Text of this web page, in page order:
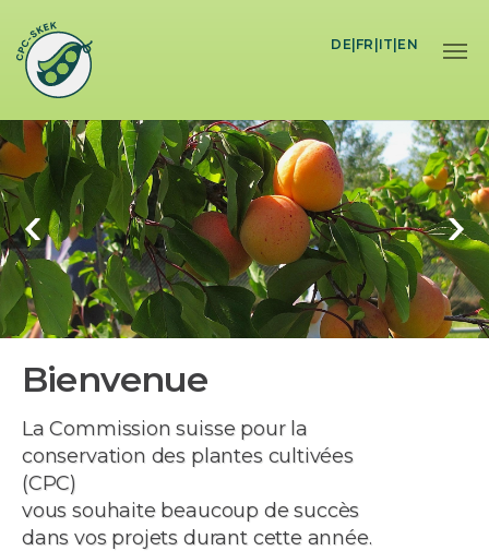
DE| FR IT EN
Bienvenue
La Commission suisse pour la
conservation des plantes cultivées
(CPC)
vous souhaite beaucoup de succès
dans vos projets durant cette année.